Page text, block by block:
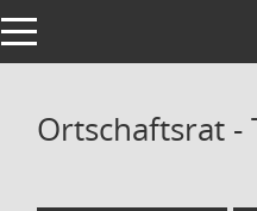
Toggle navigation
Ortschaftsrat -